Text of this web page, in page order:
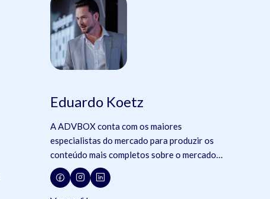
Eduardo Koetz
A ADVBOX conta com os maiores
especialistas do mercado para produzir os
conteúdo mais completos sobre o mercado
jurídico, tecnologia e advocacia.